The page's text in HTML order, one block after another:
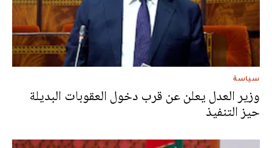
سياسة
وزير العدل يعلن عن قرب دخول العقوبات البديلة
حيز التنفيذ